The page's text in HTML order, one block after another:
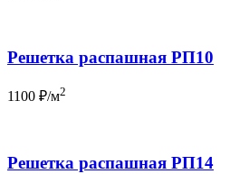
Решетка распашная РП10
1100 ₽/м2
Решетка распашная РП14